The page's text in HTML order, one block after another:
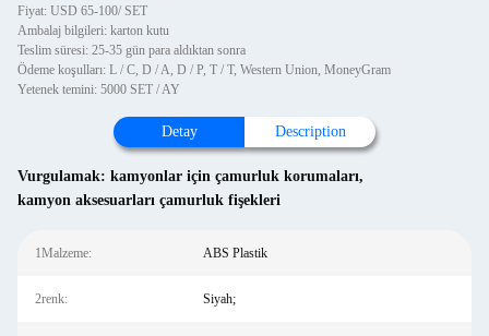
Fiyat: USD 65-100/ SET
Ambalaj bilgileri: karton kutu
Teslim süresi: 25-35 gün para aldıktan sonra
Ödeme koşulları: L / C, D / A, D / P, T / T, Western Union, MoneyGram
Yetenek temini: 5000 SET / AY
Detay Description
Vurgulamak: kamyonlar için çamurluk korumaları,
kamyon aksesuarları çamurluk fişekleri
1Malzeme: ABS Plastik
2renk: Siyah;